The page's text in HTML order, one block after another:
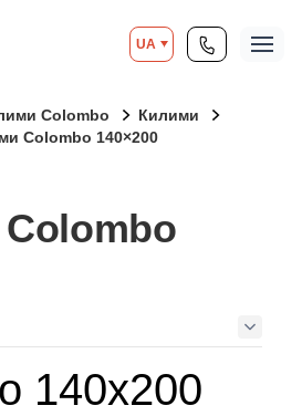
UA
Colombo
Килими
Colombo 140×200
140x200